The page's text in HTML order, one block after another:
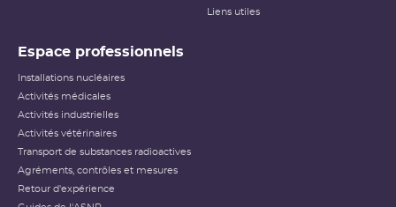
Liens utiles
Espace professionnels
Installations nucléaires
Activités médicales
Activités industrielles
Activités vétérinaires
Transport de substances radioactives
Agréments, contrôles et mesures
Retour d'expérience